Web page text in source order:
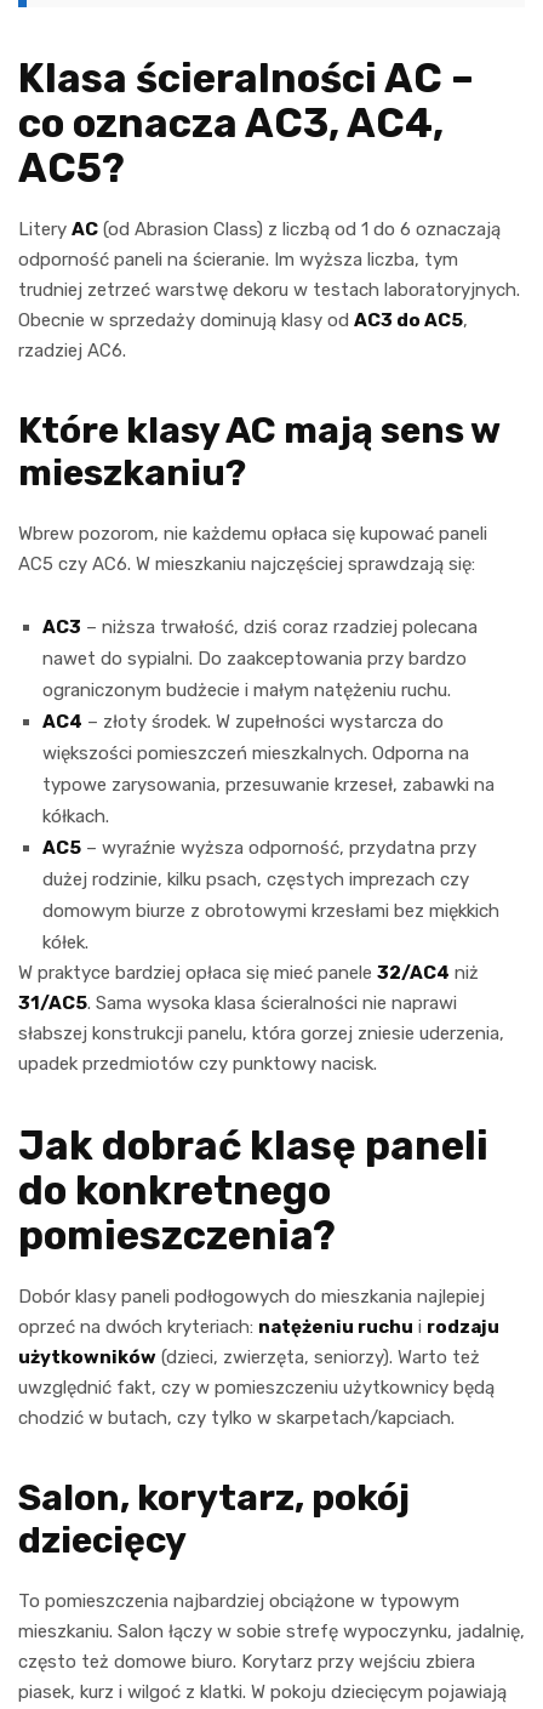
Klasa ścieralności AC –
co oznacza AC3, AC4,
AC5?
Litery AC (od Abrasion Class) z liczbą od 1 do 6 oznaczają
odporność paneli na ścieranie. Im wyższa liczba, tym
trudniej zetrzeć warstwę dekoru w testach laboratoryjnych.
Obecnie w sprzedaży dominują klasy od AC3 do AC5,
rzadziej AC6.
Które klasy AC mają sens w
mieszkaniu?
Wbrew pozorom, nie każdemu opłaca się kupować paneli
AC5 czy AC6. W mieszkaniu najczęściej sprawdzają się:
AC3 – niższa trwałość, dziś coraz rzadziej polecana
nawet do sypialni. Do zaakceptowania przy bardzo
ograniczonym budżecie i małym natężeniu ruchu.
AC4 – złoty środek. W zupełności wystarcza do
większości pomieszczeń mieszkalnych. Odporna na
typowe zarysowania, przesuwanie krzeseł, zabawki na
kółkach.
AC5 – wyraźnie wyższa odporność, przydatna przy
dużej rodzinie, kilku psach, częstych imprezach czy
domowym biurze z obrotowymi krzesłami bez miękkich
kółek.
W praktyce bardziej opłaca się mieć panele 32/AC4 niż
31/AC5. Sama wysoka klasa ścieralności nie naprawi
słabszej konstrukcji panelu, która gorzej zniesie uderzenia,
upadek przedmiotów czy punktowy nacisk.
Jak dobrać klasę paneli
do konkretnego
pomieszczenia?
Dobór klasy paneli podłogowych do mieszkania najlepiej
oprzeć na dwóch kryteriach: natężeniu ruchu i rodzaju
użytkowników (dzieci, zwierzęta, seniorzy). Warto też
uwzględnić fakt, czy w pomieszczeniu użytkownicy będą
chodzić w butach, czy tylko w skarpetach/kapciach.
Salon, korytarz, pokój
dziecięcy
To pomieszczenia najbardziej obciążone w typowym
mieszkaniu. Salon łączy w sobie strefę wypoczynku, jadalnię,
często też domowe biuro. Korytarz przy wejściu zbiera
piasek, kurz i wilgoć z klatki. W pokoju dziecięcym pojawiają